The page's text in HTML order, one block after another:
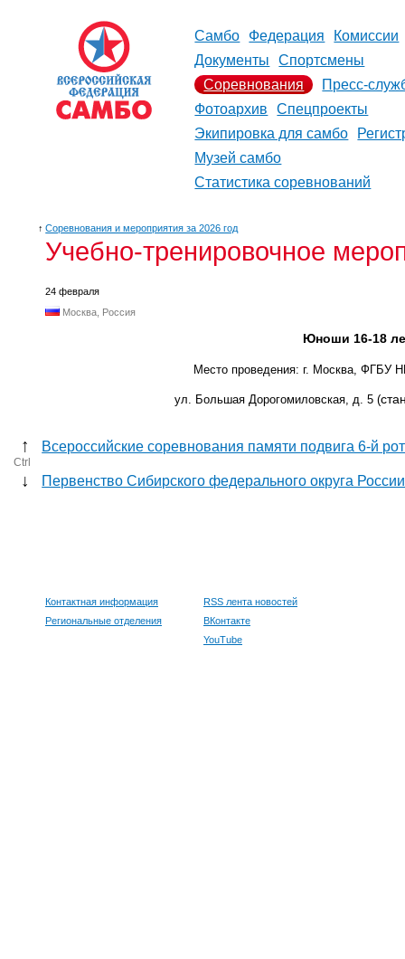
Самбо Федерация
Комиссии
Документы
Спортсмены
Соревнования
Пресс-
Фотоархив
Спецпроекты
Экипировка для самбо
Музей самбо
Статистика соревнований
↑ Соревнования и мероприятия за 2026 год
Учебно-тренировочное
24 февраля
Москва, Россия
Юноши 16-18
Место проведения: г. Москва,
ул. Большая Дорогомиловская, д. 5 (
↑ Всероссийские соревнования памяти подвига 6-й
Ctrl
↓ Первенство Сибирского федерального округа
Контактная информация
Региональные отделения
RSS лента новостей
ВКонтакте
YouTube